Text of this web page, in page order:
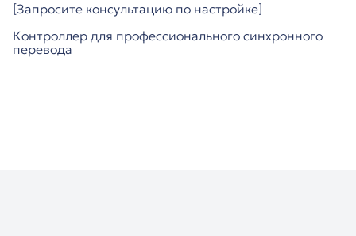
[Запросите консультацию по настройке]
Контроллер для профессионального синхронного
перевода